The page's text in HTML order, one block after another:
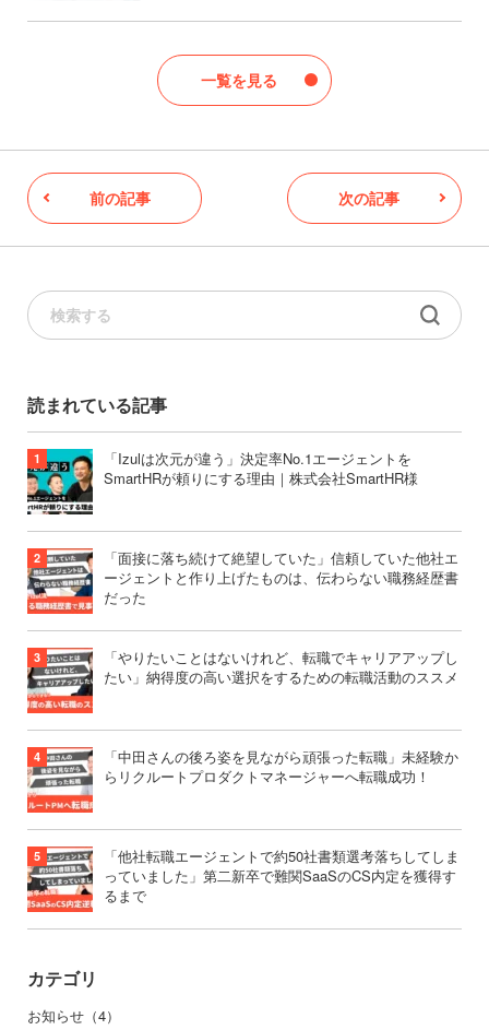
一覧を見る
前の記事 次の記事
読まれている記事
「Izulは次元が違う」決定率No.1エージェントを
SmartHRが頼りにする理由｜株式会社SmartHR様
「面接に落ち続けて絶望していた」信頼していた他社エ
ージェントと作り上げたものは、伝わらない職務経歴書
だった
「やりたいことはないけれど、転職でキャリアアップし
たい」納得度の高い選択をするための転職活動のススメ
「中田さんの後ろ姿を見ながら頑張った転職」未経験か
らリクルートプロダクトマネージャーへ転職成功！
「他社転職エージェントで約50社書類選考落ちしてしま
っていました」第二新卒で難関SaaSのCS内定を獲得す
るまで
カテゴリ
お知らせ（4）